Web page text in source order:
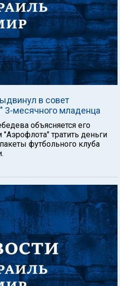
в совет
3-месячного младенца
объясняется его
тратить деньги
футбольного клуба